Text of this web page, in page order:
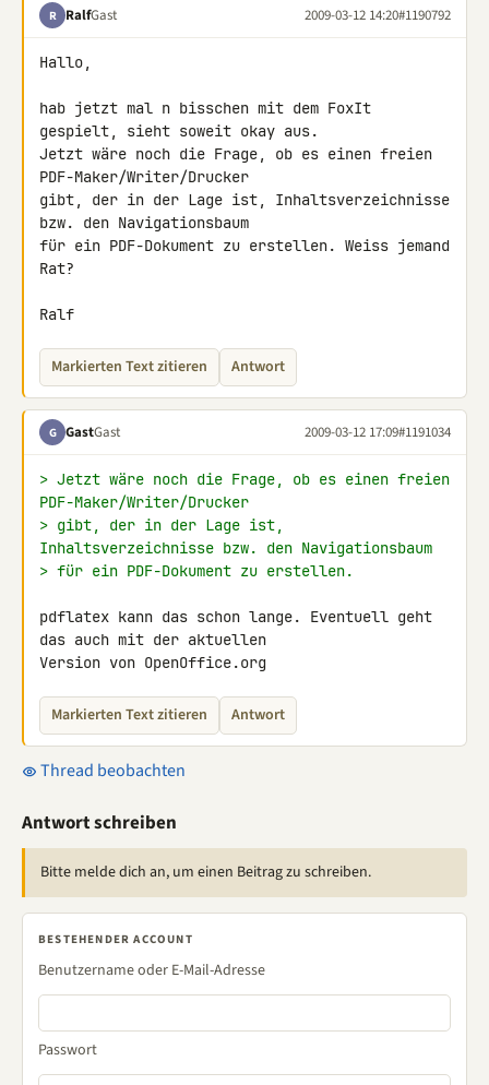
R RalfGast 2009-03-12 14:20#1190792
Hallo,
hab jetzt mal n bisschen mit dem FoxIt
gespielt, sieht soweit okay aus.
Jetzt wäre noch die Frage, ob es einen freien
PDF-Maker/Writer/Drucker
gibt, der in der Lage ist, Inhaltsverzeichnisse
bzw. den Navigationsbaum
für ein PDF-Dokument zu erstellen. Weiss jemand
Rat?
Ralf
Markierten Text zitieren Antwort
G GastGast 2009-03-12 17:09#1191034
> Jetzt wäre noch die Frage, ob es einen freien
PDF-Maker/Writer/Drucker
> gibt, der in der Lage ist,
Inhaltsverzeichnisse bzw. den Navigationsbaum
> für ein PDF-Dokument zu erstellen.
pdflatex kann das schon lange. Eventuell geht
das auch mit der aktuellen
Version von OpenOffice.org
Markierten Text zitieren Antwort
Thread beobachten
Antwort schreiben
Bitte melde dich an, um einen Beitrag zu schreiben.
BESTEHENDER ACCOUNT
Benutzername oder E-Mail-Adresse
Passwort